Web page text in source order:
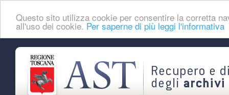
Questo sito utilizza cookie per consentire la corretta
all'uso dei cookie. Per saperne di più leggi l'informativa